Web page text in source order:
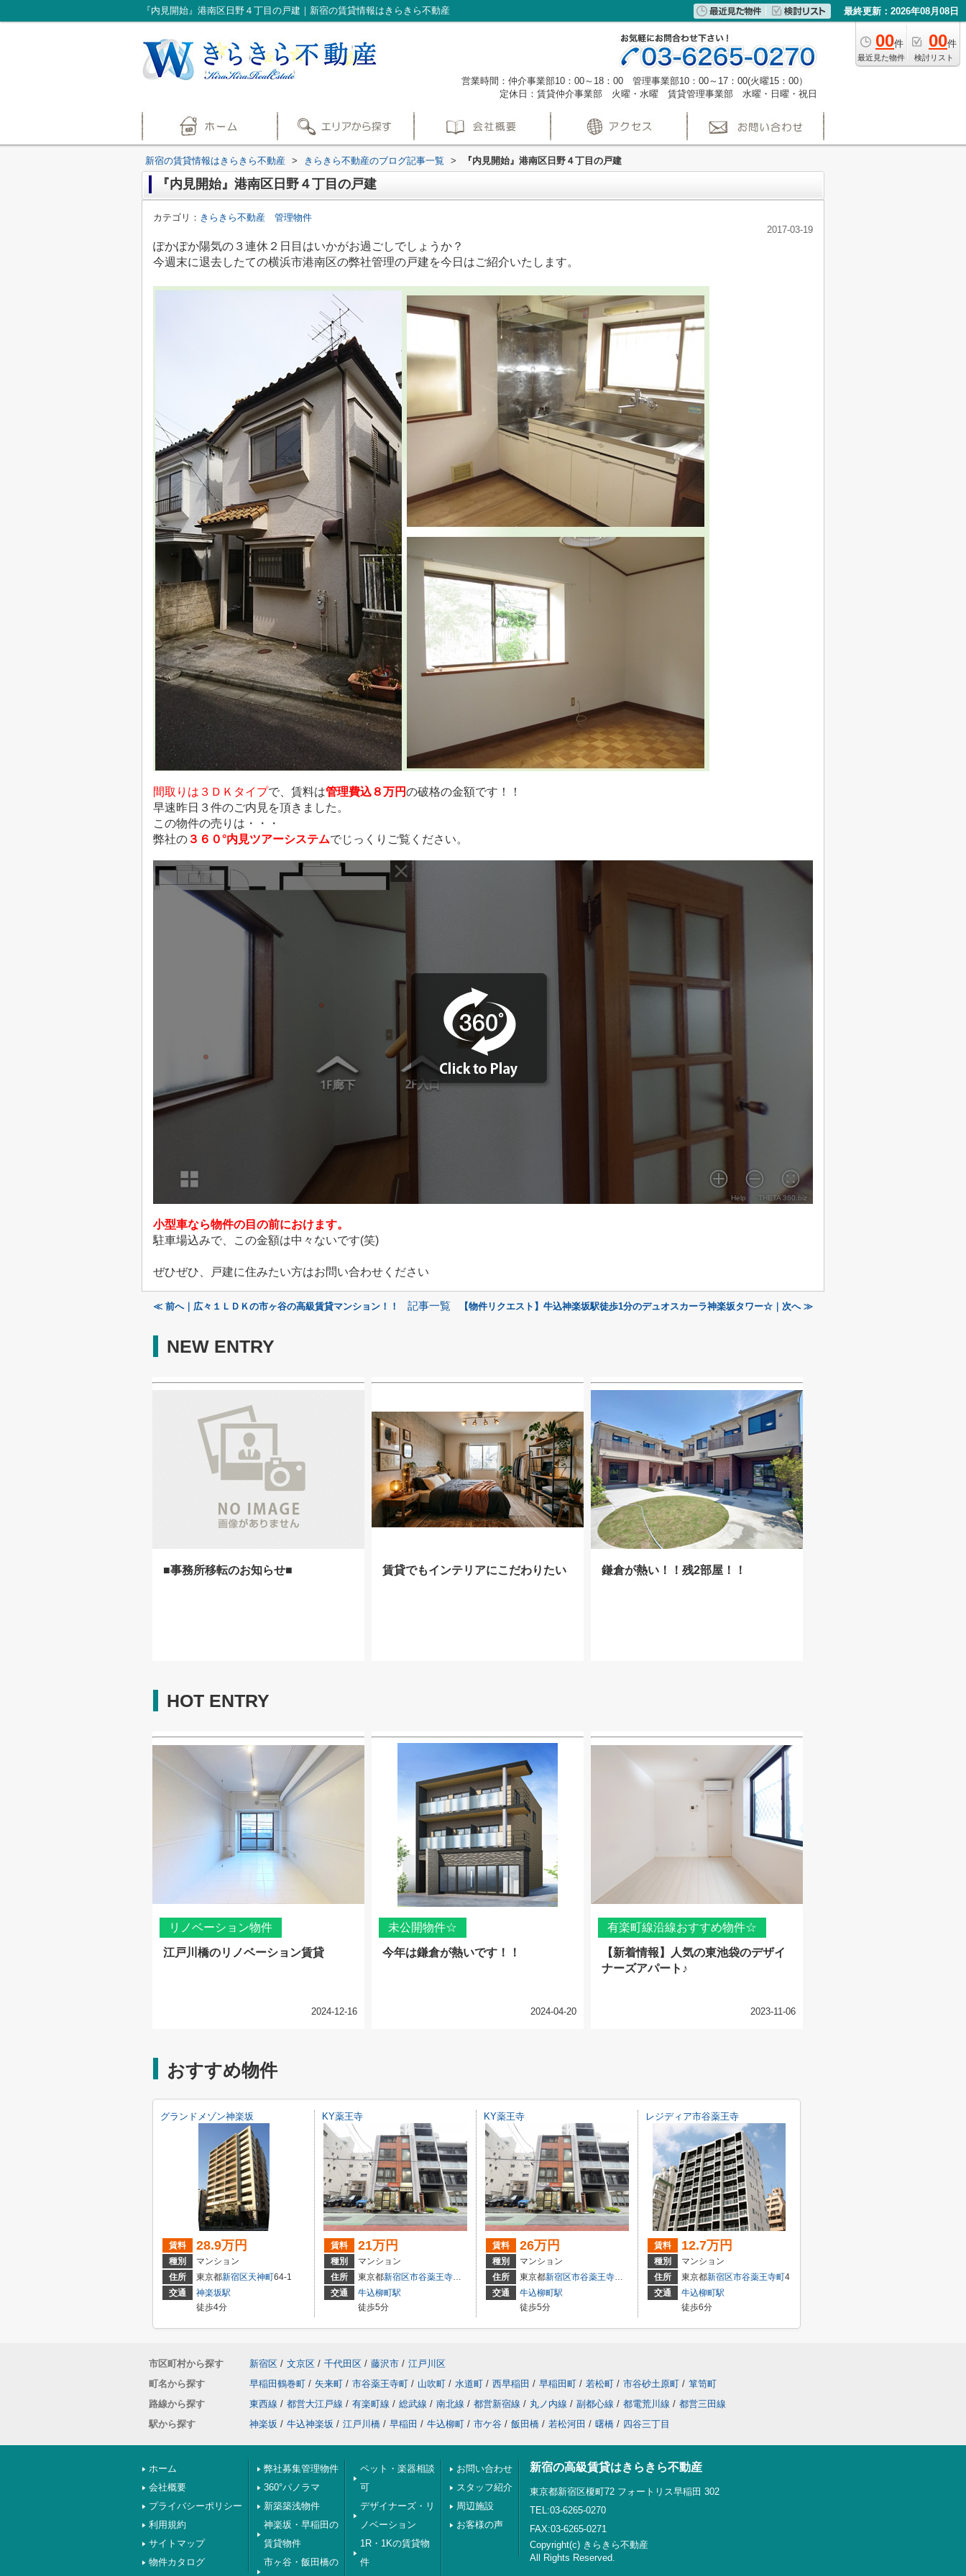
『内見開始』港南区日野４丁目の戸建｜新宿の賃貸情報はきらきら不動産 最終更新：2026年08月08日
00件
最近見た物件
00件
検討リスト
営業時間：仲介事業部10：00～18：00 管理事業部10：00～17：00(火曜15：00）
定休日：賃貸仲介事業部 火曜・水曜 賃貸管理事業部 水曜・日曜・祝日
新宿の賃貸情報はきらきら不動産 > きらきら不動産のブログ記事一覧 > 『内見開始』港南区日野４丁目の戸建
『内見開始』港南区日野４丁目の戸建
カテゴリ： きらきら不動産 管理物件
2017-03-19
ぽかぽか陽気の３連休２日目はいかがお過ごしでしょうか？
今週末に退去したての横浜市港南区の弊社管理の戸建を今日はご紹介いたします。
間取りは３ＤＫタイプで、賃料は管理費込８万円の破格の金額です！！
早速昨日３件のご内見を頂きました。
この物件の売りは・・・
弊社の ３６０°内見ツアーシステムでじっくりご覧ください。
小型車なら物件の目の前におけます。
駐車場込みで、この金額は中々ないです(笑)
ぜひぜひ、戸建に住みたい方はお問い合わせください
≪ 前へ｜広々１ＬＤＫの市ヶ谷の高級賃貸マンション！！ 記事一覧 【物件リクエスト】牛込神楽坂駅徒歩1分のデュオスカーラ神楽坂タワー☆｜次へ ≫
NEW ENTRY
■事務所移転のお知らせ■ 賃貸でもインテリアにこだわりたい 鎌倉が熱い！！残2部屋！！
HOT ENTRY
リノベーション物件
江戸川橋のリノベーション賃貸
2024-12-16
未公開物件☆
今年は鎌倉が熱いです！！
2024-04-20
有楽町線沿線おすすめ物件☆
【新着情報】人気の東池袋のデザイ
ナーズアパート♪
2023-11-06
おすすめ物件
グランドメゾン神楽坂
賃料 28.9万円
種別
マンション
住所
東京都新宿区天神町64-1
交通
神楽坂駅
徒歩4分
KY薬王寺
賃料 21万円
種別
マンション
住所
東京都新宿区市谷薬王寺町
交通
牛込柳町駅
徒歩5分
KY薬王寺
賃料 26万円
種別
マンション
住所
東京都新宿区市谷薬王寺町
交通
牛込柳町駅
徒歩5分
レジディア市谷薬王寺
賃料 12.7万円
種別
マンション
住所
東京都新宿区市谷薬王寺町4
交通
牛込柳町駅
徒歩6分
市区町村から探す 新宿区 / 文京区 / 千代田区 / 藤沢市 / 江戸川区
町名から探す
早稲田鶴巻町 / 矢来町 / 市谷薬王寺町 / 山吹町 / 水道町 / 西早稲田 / 早稲田町 / 若松町 / 市谷砂土原町 / 箪笥町
路線から探す
東西線 / 都営大江戸線 / 有楽町線 / 総武線 / 南北線 / 都営新宿線 / 丸ノ内線 / 副都心線 / 都電荒川線 / 都営三田線
駅から探す
神楽坂 / 牛込神楽坂 / 江戸川橋 / 早稲田 / 牛込柳町 / 市ケ谷 / 飯田橋 / 若松河田 / 曙橋 / 四谷三丁目
ホーム
会社概要
プライバシーポリシー
利用規約
サイトマップ
物件カタログ
弊社募集管理物件
360°パノラマ
新築築浅物件
神楽坂・早稲田の
賃貸物件
市ヶ谷・飯田橋の
ペット・楽器相談
可
デザイナーズ・リ
ノベーション
1R・1Kの賃貸物
件
お問い合わせ
スタッフ紹介
周辺施設
お客様の声
新宿の高級賃貸はきらきら不動産
東京都新宿区榎町72 フォートリス早稲田 302
TEL:03-6265-0270
FAX:03-6265-0271
Copyright(c) きらきら不動産
All Rights Reserved.